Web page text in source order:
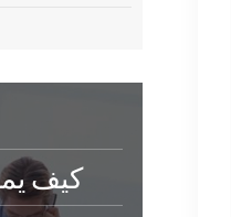
كيف